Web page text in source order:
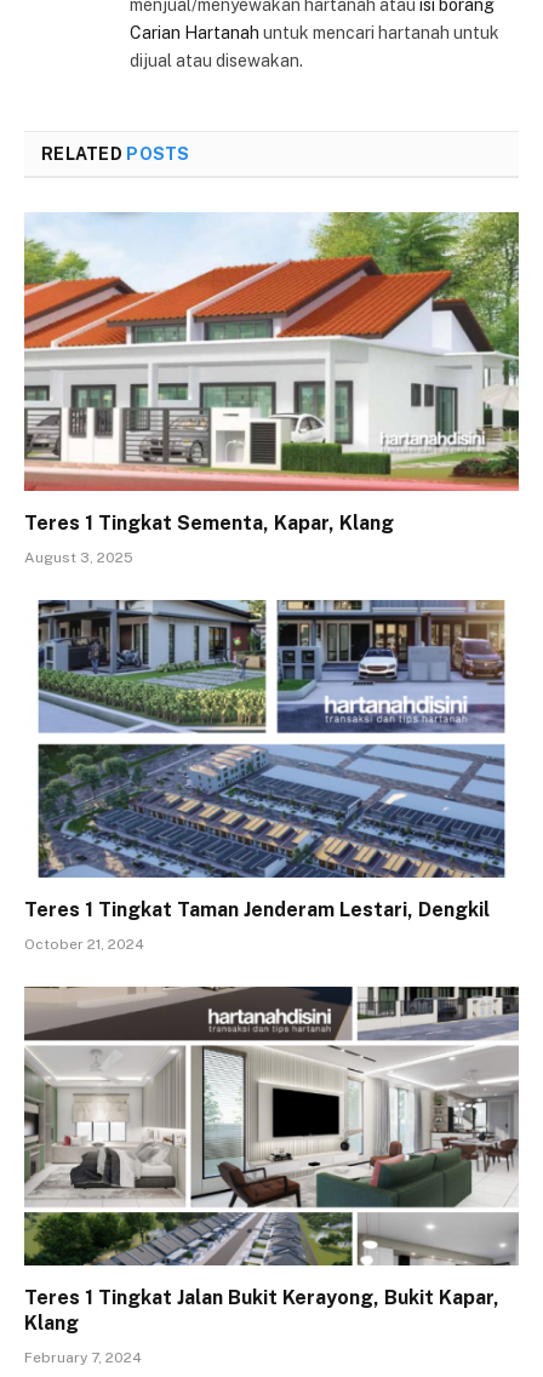
menjual/menyewakan hartanah atau isi borang
Carian Hartanah untuk mencari hartanah untuk
dijual atau disewakan.
RELATED POSTS
Teres 1 Tingkat Sementa, Kapar, Klang
August 3, 2025
Teres 1 Tingkat Taman Jenderam Lestari, Dengkil
October 21, 2024
Teres 1 Tingkat Jalan Bukit Kerayong, Bukit Kapar,
Klang
February 7, 2024